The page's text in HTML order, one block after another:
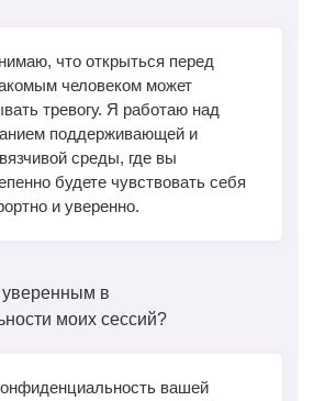
что открыться перед
человеком может
тревогу. Я работаю над
поддерживающей и
среды, где вы
будете чувствовать себя
и уверенно.
в
моих сессий?
вашей